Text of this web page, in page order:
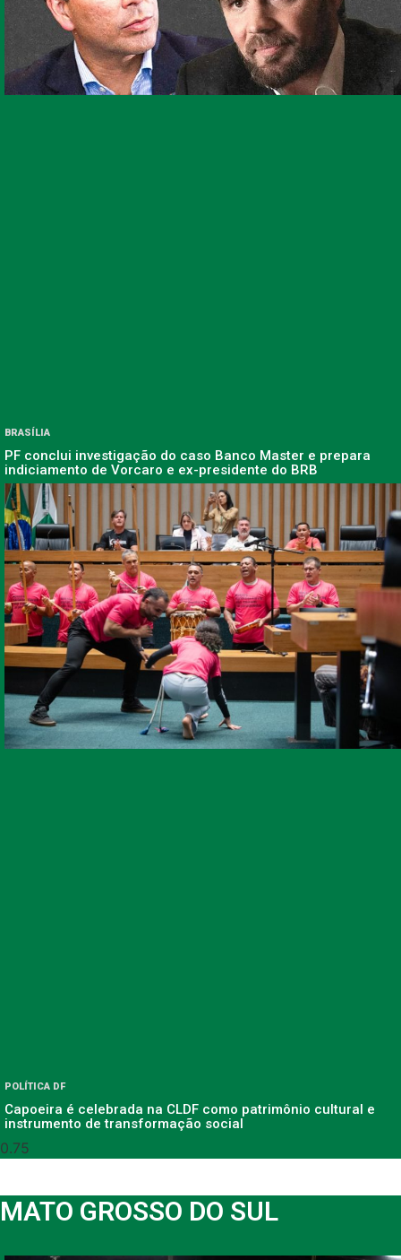
BRASÍLIA
PF conclui investigação do caso Banco Master e prepara
indiciamento de Vorcaro e ex-presidente do BRB
POLÍTICA DF
Capoeira é celebrada na CLDF como patrimônio cultural e
instrumento de transformação social
MATO GROSSO DO SUL